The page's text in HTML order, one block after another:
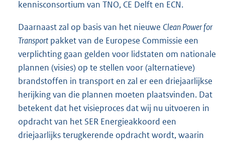
kennisconsortium van TNO, CE Delft en ECN.
Daarnaast zal op basis van het nieuwe Clean Power for
Transport pakket van de Europese Commissie een
verplichting gaan gelden voor lidstaten om nationale
plannen (visies) op te stellen voor (alternatieve)
brandstoffen in transport en zal er een driejaarlijkse
herijking van die plannen moeten plaatsvinden. Dat
betekent dat het visieproces dat wij nu uitvoeren in
opdracht van het SER Energieakkoord een
driejaarlijks terugkerende opdracht wordt, waarin